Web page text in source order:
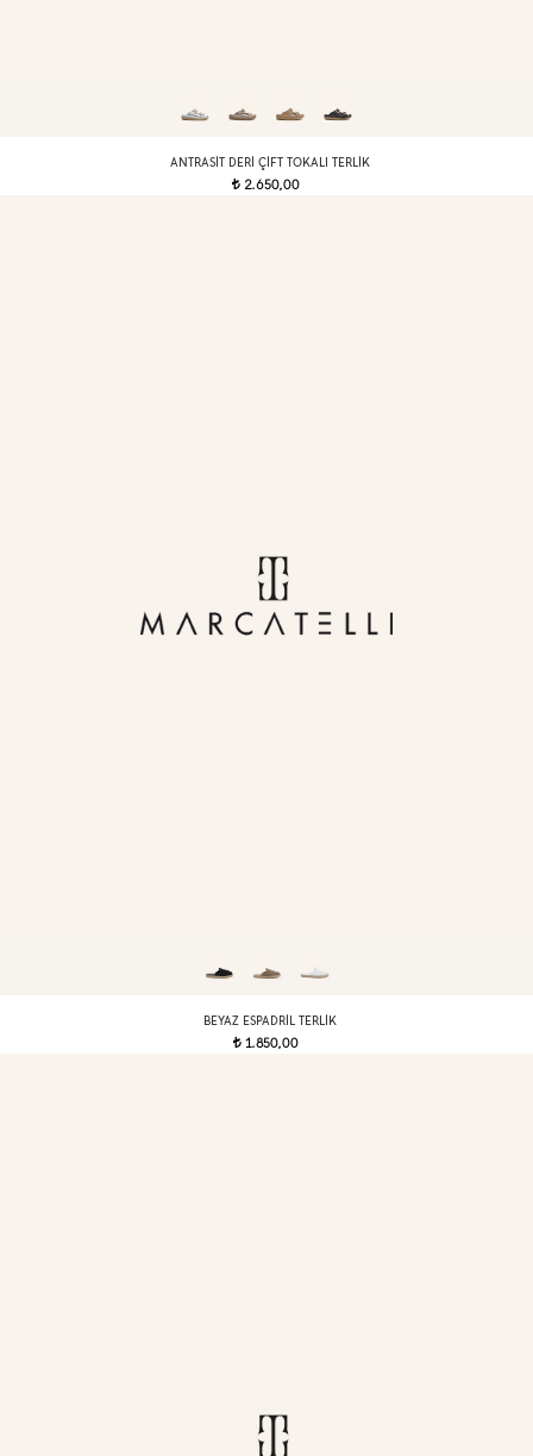
ANTRASIT DERI ÇIFT TOKALI TERLIK
t2.650,00
BEYAZ ESPADRIL TERLIK
t1.850,00